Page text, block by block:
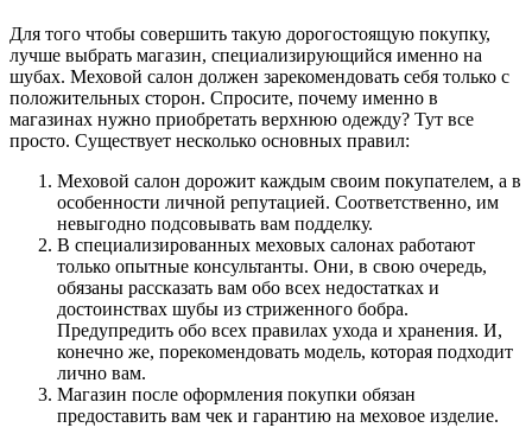
Для того чтобы совершить такую дорогостоящую покупку,
лучше выбрать магазин, специализирующийся именно на
шубах. Меховой салон должен зарекомендовать себя только с
положительных сторон. Спросите, почему именно в
магазинах нужно приобретать верхнюю одежду? Тут все
просто. Существует несколько основных правил:
Меховой салон дорожит каждым своим покупателем, а в
особенности личной репутацией. Соответственно, им
невыгодно подсовывать вам подделку.
В специализированных меховых салонах работают
только опытные консультанты. Они, в свою очередь,
обязаны рассказать вам обо всех недостатках и
достоинствах шубы из стриженного бобра.
Предупредить обо всех правилах ухода и хранения. И,
конечно же, порекомендовать модель, которая подходит
лично вам.
Магазин после оформления покупки обязан
предоставить вам чек и гарантию на меховое изделие.